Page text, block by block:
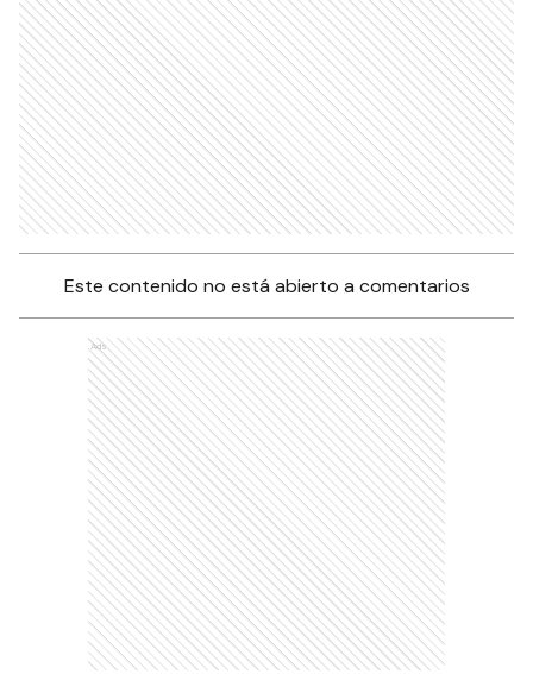
Este contenido no está abierto a comentarios
Ads